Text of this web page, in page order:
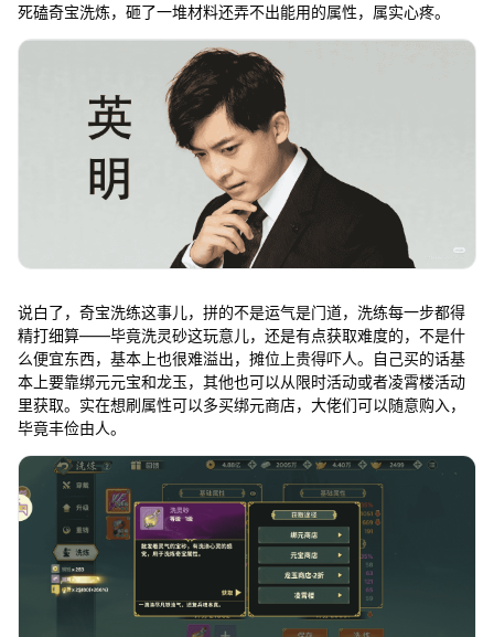
死磕奇宝洗炼，砸了一堆材料还弄不出能用的属性，属实心疼。
说白了，奇宝洗练这事儿，拼的不是运气是门道，洗练每一步都得
精打细算——毕竟洗灵砂这玩意儿，还是有点获取难度的，不是什
么便宜东西，基本上也很难溢出，摊位上贵得吓人。自己买的话基
本上要靠绑元元宝和龙玉，其他也可以从限时活动或者凌霄楼活动
里获取。实在想刷属性可以多买绑元商店，大佬们可以随意购入，
毕竟丰俭由人。